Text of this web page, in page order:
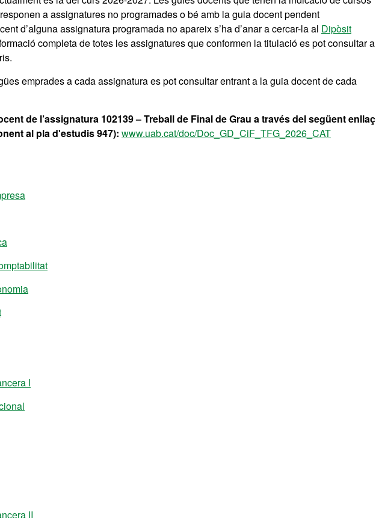
a assignatures no programades o bé amb la guia docent pendent
d’alguna assignatura programada no apareix s’ha d’anar a cercar-la al Dipòsit
completa de totes les assignatures que conformen la titulació es pot consultar a
emprades a cada assignatura es pot consultar entrant a la guia docent de cada
de l’assignatura 102139 – Treball de Final de Grau a través del següent enllaç
al pla d'estudis 947): www.uab.cat/doc/Doc_GD_CiF_TFG_2026_CAT
I
II